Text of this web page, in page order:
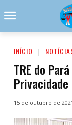
INÍCIO
TRE do
15 de outubro de